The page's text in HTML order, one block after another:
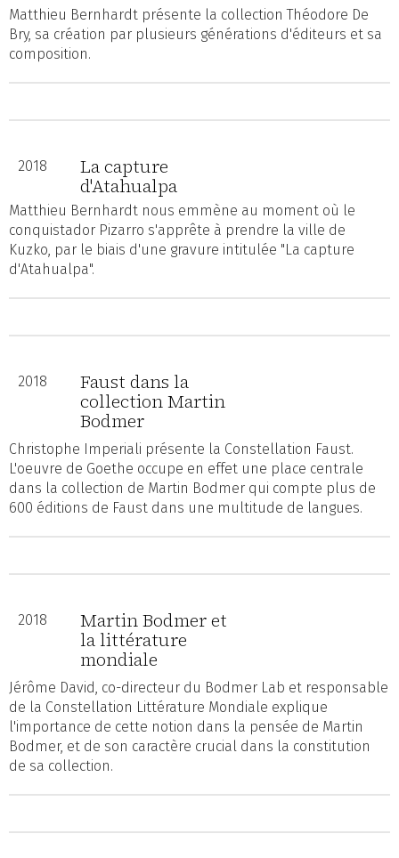
Matthieu Bernhardt présente la collection Théodore De
Bry, sa création par plusieurs générations d'éditeurs et sa
composition.
2018 La capture
d'Atahualpa
Matthieu Bernhardt nous emmène au moment où le
conquistador Pizarro s'apprête à prendre la ville de
Kuzko, par le biais d'une gravure intitulée "La capture
d'Atahualpa".
2018 Faust dans la
collection Martin
Bodmer
Christophe Imperiali présente la Constellation Faust.
L'oeuvre de Goethe occupe en effet une place centrale
dans la collection de Martin Bodmer qui compte plus de
600 éditions de Faust dans une multitude de langues.
2018 Martin Bodmer et
la littérature
mondiale
Jérôme David, co-directeur du Bodmer Lab et responsable
de la Constellation Littérature Mondiale explique
l'importance de cette notion dans la pensée de Martin
Bodmer, et de son caractère crucial dans la constitution
de sa collection.